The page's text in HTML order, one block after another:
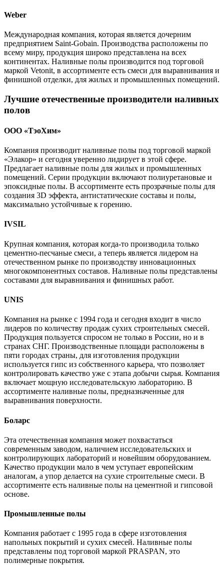
Weber
Международная компания, которая является дочерним
предприятием Saint-Gobain. Производства расположены по
всему миру, продукция широко представлена на всех
континентах. Наливные полы производится под торговой
маркой Vetonit, в ассортименте есть смеси для выравнивания и
финишной отделки, для жилых и промышленных помещений.
Лучшие отечественные производители наливных
полов
ООО «ТэоХим»
Компания производит наливные полы под торговой маркой
«Элакор» и сегодня уверенно лидирует в этой сфере.
Предлагает наливные полы для жилых и промышленных
помещений. Серии продукции включают полиуретановые и
эпоксидные полы. В ассортименте есть прозрачные полы для
создания 3D эффекта, антистатические составы и полы,
максимально устойчивые к горению.
IVSIL
Крупная компания, которая когда-то производила только
цементно-песчаные смеси, а теперь является лидером на
отечественном рынке по производству инновационных
многокомпонентных составов. Наливные полы представлены
составами для выравнивания и финишных работ.
UNIS
Компания на рынке с 1994 года и сегодня входит в число
лидеров по количеству продаж сухих строительных смесей.
Продукция пользуется спросом не только в России, но и в
странах СНГ. Производственные площади расположены в
пяти городах страны, для изготовления продукции
используется гипс из собственного карьера, что позволяет
контролировать качество уже с этапа добычи сырья. Компания
включает мощную исследовательскую лабораторию. В
ассортименте наливные полы, предназначенные для
выравнивания поверхности.
Боларс
Эта отечественная компания может похвастаться
современным заводом, наличием исследовательских и
контролирующих лабораторий и новейшим оборудованием.
Качество продукции мало в чем уступает европейским
аналогам, а упор делается на сухие строительные смеси. В
ассортименте есть наливные полы на цементной и гипсовой
основе.
Промышленные полы
Компания работает с 1995 года в сфере изготовления
напольных покрытий и сухих смесей. Наливные полы
представлены под торговой маркой PRASPAN, это
полимерные покрытия.